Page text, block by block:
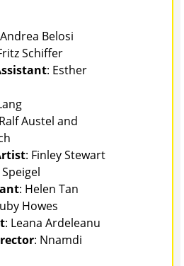
Belosi
Schiffer
: Esther
Austel and
: Finley Stewart
: Helen Tan
Howes
: Leana Ardeleanu
: Nnamdi